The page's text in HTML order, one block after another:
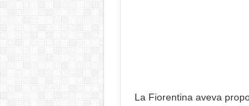
La Fiorentina aveva